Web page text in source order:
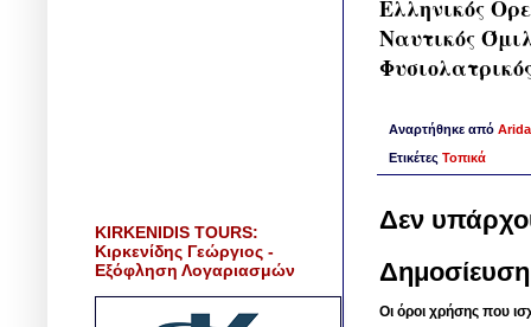
Ελληνικός
Ναυτικός
Αναρτήθηκε από
Ετικέτες Τοπικά
Δεν
Οι όροι χρήσης που
KIRKENIDIS TOURS:
Κιρκενίδης Γεώργιος -
Εξόφληση Λογαριασμών